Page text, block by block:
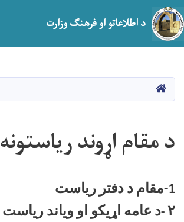
د اطلاعاتو او فرهنګ وزارت
HOME
د مقام اړوند ریاستونه
1-مقام د دفتر رياست
۲ -د عامه اړيکو او وياند رياست